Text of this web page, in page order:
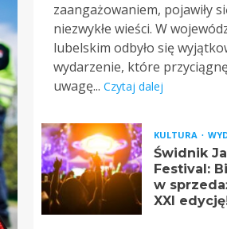
zaangażowaniem, pojawiły
niezwykłe wieści. W
lubelskim odbyło się
wydarzenie, które
uwagę... Czytaj dalej
KULTURA
Świdnik
Festival:
w
XXI